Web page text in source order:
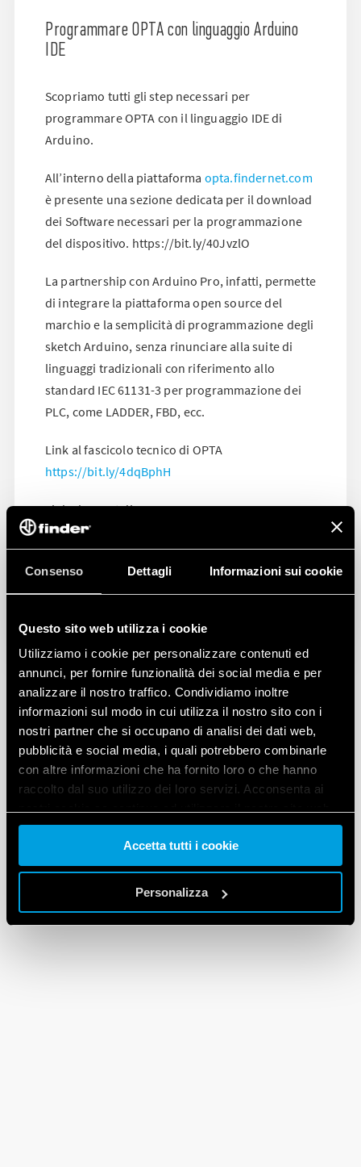
Consenso Dettagli Informazioni sui cookie
Questo sito web utilizza i cookie
Utilizziamo i cookie per personalizzare contenuti ed
annunci, per fornire funzionalità dei social media e per
analizzare il nostro traffico. Condividiamo inoltre
informazioni sul modo in cui utilizza il nostro sito con i
nostri partner che si occupano di analisi dei dati web,
pubblicità e social media, i quali potrebbero combinarle
con altre informazioni che ha fornito loro o che hanno
raccolto dal suo utilizzo dei loro servizi. Acconsenta ai
Vai alla Cookie Policy complet a
Accetta tutti i cookie
Personalizza
Programmare OPTA con linguaggio Arduino
IDE
Scopriamo tutti gli step necessari per
programmare OPTA con il linguaggio IDE di
Arduino.
All’interno della piattaforma opta.findernet.com
è presente una sezione dedicata per il download
dei Software necessari per la programmazione
del dispositivo. https://bit.ly/40JvzlO
La partnership con Arduino Pro, infatti, permette
di integrare la piattaforma open source del
marchio e la semplicità di programmazione degli
sketch Arduino, senza rinunciare alla suite di
linguaggi tradizionali con riferimento allo
standard IEC 61131-3 per programmazione dei
PLC, come LADDER, FBD, ecc.
Link al fascicolo tecnico di OPTA
https://bit.ly/4dqBphH
Link al report di OPTA
https://bit.ly/4dFlI6C